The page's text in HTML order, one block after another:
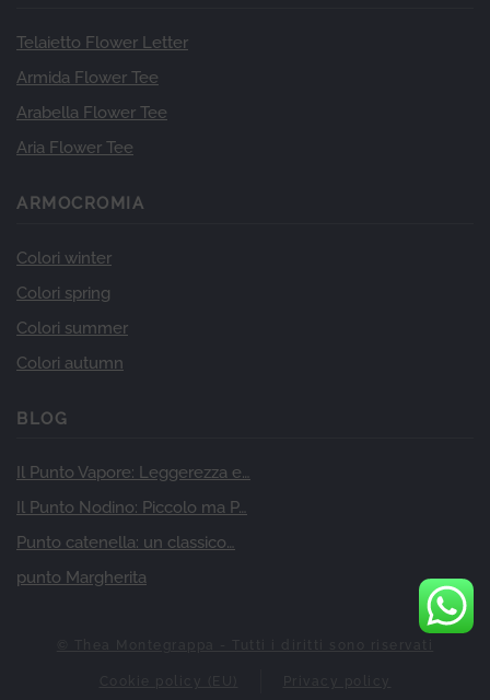
Telaietto Flower Letter
Armida Flower Tee
Arabella Flower Tee
Aria Flower Tee
ARMOCROMIA
Colori winter
Colori spring
Colori summer
Colori autumn
BLOG
Il Punto Vapore: Leggerezza e…
Il Punto Nodino: Piccolo ma P…
Punto catenella: un classico…
punto Margherita